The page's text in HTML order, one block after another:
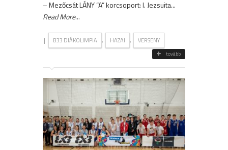
– Mezőcsát LÁNY “A” korcsoport: I. Jezsuita...
Read More...
| B33 DIÁKOLIMPIA , HAZAI , VERSENY
tovább